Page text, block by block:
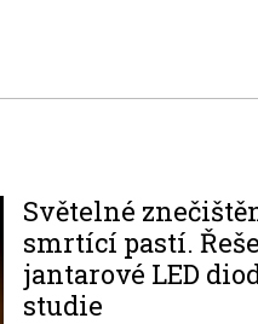
Světelné
smrtící pastí.
jantarové LED
studie